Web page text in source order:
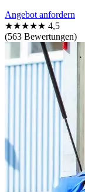
Angebot anfordern
★★★★★ 4,5
(563 Bewertungen)